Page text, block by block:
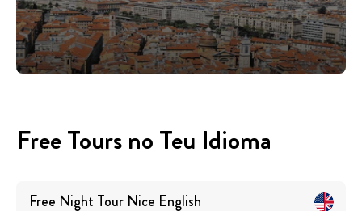
Free Tours no Teu Idioma
Free Night Tour Nice English